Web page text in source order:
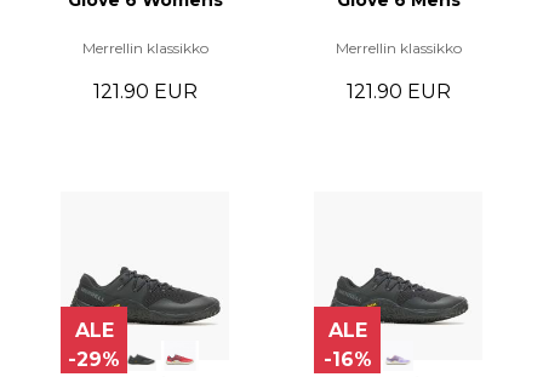
Merrellin klassikko
121.90 EUR
Merrellin klassikko
121.90 EUR
ALE
-29%
ALE
-16%